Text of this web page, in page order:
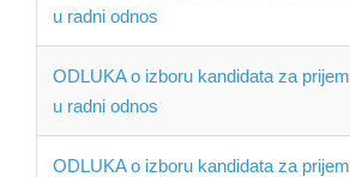
u radni odnos
ODLUKA o izboru kandidata za prijem
u radni odnos
ODLUKA o izboru kandidata za prijem